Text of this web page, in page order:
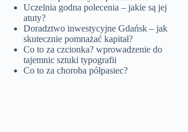
Uczelnia godna polecenia – jakie są jej
atuty?
Doradztwo inwestycyjne Gdańsk – jak
skutecznie pomnażać kapitał?
Co to za czcionka? wprowadzenie do
tajemnic sztuki typografii
Co to za choroba półpasiec?